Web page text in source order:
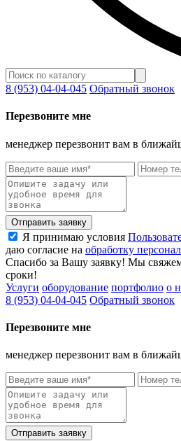
8 (953) 04-04-045 Обратный звонок
Перезвоните мне
менеджер перезвонит вам в
Отправить заявку
Я принимаю условия
даю согласие на обработку
Спасибо за Вашу заявку! Мы
сроки!
Услуги оборудование портфолио о
8 (953) 04-04-045 Обратный звонок
Перезвоните мне
менеджер перезвонит вам в
Отправить заявку